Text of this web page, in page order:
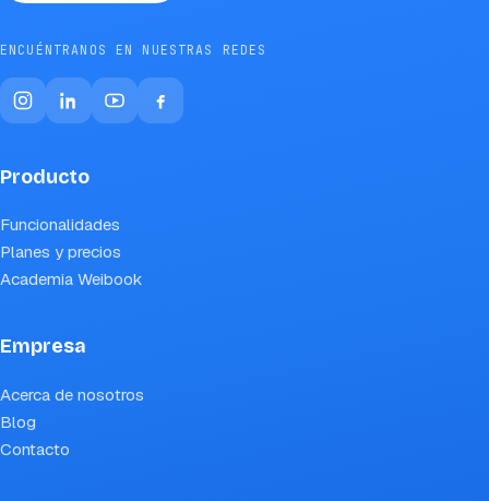
ENCUÉNTRANOS EN NUESTRAS REDES
Producto
Funcionalidades
Planes y precios
Academia Weibook
Empresa
Acerca de nosotros
Blog
Contacto